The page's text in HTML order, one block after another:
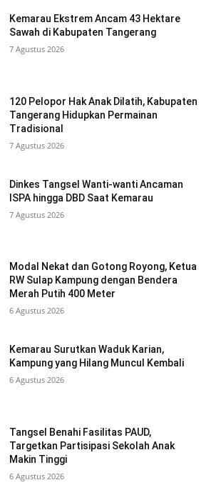
Kemarau Ekstrem Ancam 43 Hektare
Sawah di Kabupaten Tangerang
7 Agustus 2026
120 Pelopor Hak Anak Dilatih, Kabupaten
Tangerang Hidupkan Permainan
Tradisional
7 Agustus 2026
Dinkes Tangsel Wanti-wanti Ancaman
ISPA hingga DBD Saat Kemarau
7 Agustus 2026
Modal Nekat dan Gotong Royong, Ketua
RW Sulap Kampung dengan Bendera
Merah Putih 400 Meter
6 Agustus 2026
Kemarau Surutkan Waduk Karian,
Kampung yang Hilang Muncul Kembali
6 Agustus 2026
Tangsel Benahi Fasilitas PAUD,
Targetkan Partisipasi Sekolah Anak
Makin Tinggi
6 Agustus 2026